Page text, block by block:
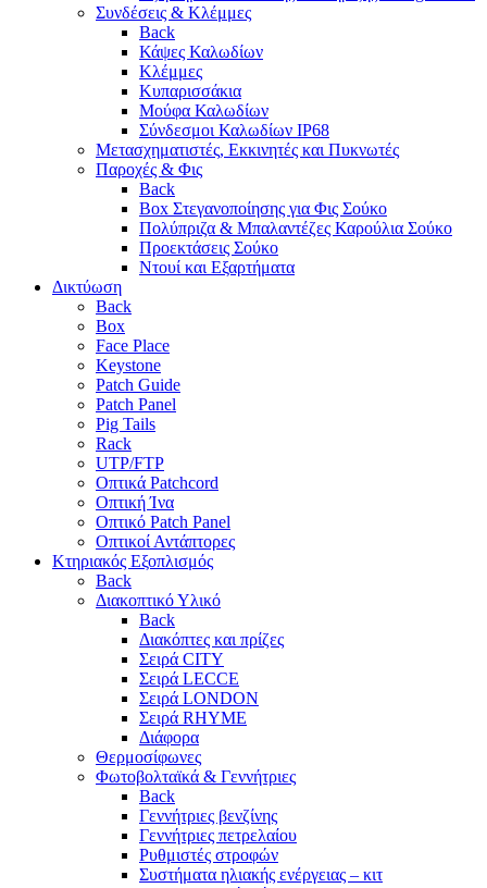
Συνδέσεις & Κλέμμες
Back
Κάψες Καλωδίων
Κλέμμες
Κυπαρισσάκια
Μούφα Καλωδίων
Σύνδεσμοι Καλωδίων IP68
Μετασχηματιστές, Εκκινητές και Πυκνωτές
Παροχές & Φις
Back
Box Στεγανοποίησης για Φις Σούκο
Πολύπριζα & Μπαλαντέζες Καρούλια Σούκο
Προεκτάσεις Σούκο
Ντουί και Εξαρτήματα
Δικτύωση
Back
Box
Face Place
Keystone
Patch Guide
Patch Panel
Pig Tails
Rack
UTP/FTP
Οπτικά Patchcord
Οπτική Ίνα
Οπτικό Patch Panel
Οπτικοί Αντάπτορες
Κτηριακός Εξοπλισμός
Back
Διακοπτικό Υλικό
Back
Διακόπτες και πρίζες
Σειρά CITY
Σειρά LECCE
Σειρά LONDON
Σειρά RHYME
Διάφορα
Θερμοσίφωνες
Φωτοβολταϊκά & Γεννήτριες
Back
Γεννήτριες βενζίνης
Γεννήτριες πετρελαίου
Ρυθμιστές στροφών
Συστήματα ηλιακής ενέργειας – κιτ